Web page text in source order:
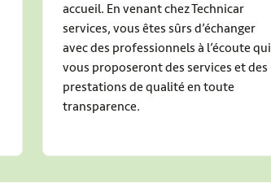
accueil. En venant chez Technicar
services, vous êtes sûrs d’échanger
avec des professionnels à l’écoute qui
vous proposeront des services et des
prestations de qualité en toute
transparence.